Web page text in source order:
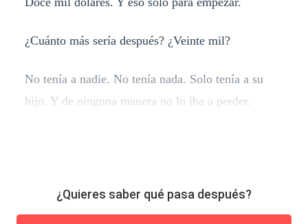
¿Cuánto más sería después? ¿Veinte mil?
No tenía a nadie. No tenía nada. Solo tenía a su
hijo. Y de ninguna manera no lo iba a perder.
¿Quieres saber qué pasa después?